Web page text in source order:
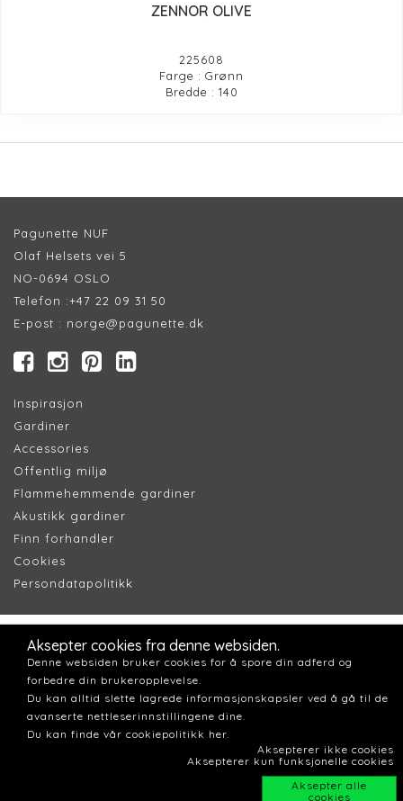
ZENNOR OLIVE
225608
Farge : Grønn
Bredde : 140
Pagunette NUF
Olaf Helsets vei 5
NO-0694 OSLO
Telefon :+47 22 09 31 50
E-post : norge@pagunette.dk
Inspirasjon
Gardiner
Accessories
Offentlig miljø
Flammehemmende gardiner
Akustikk gardiner
Finn forhandler
Cookies
Persondatapolitikk
Aksepter cookies fra denne websiden.
Denne websiden bruker cookies for å spore din adferd og
forbedre din brukeropplevelse.
Du kan alltid slette lagrede informasjonskapsler ved å gå til de
avanserte nettleserinnstillingene dine.
Du kan finde vår cookiepolitikk her.
Aksepterer ikke cookies
Aksepterer kun funksjonelle cookies
Aksepter alle
cookies